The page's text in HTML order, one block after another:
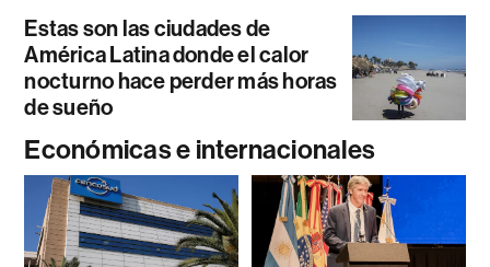
Estas son las ciudades de
América Latina donde el calor
nocturno hace perder más horas
de sueño
Económicas e internacionales